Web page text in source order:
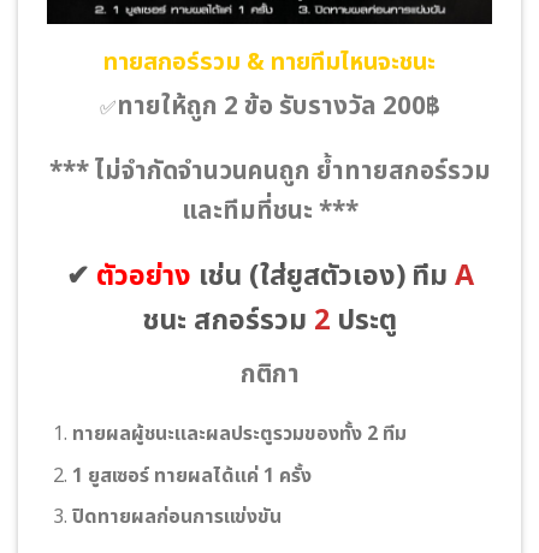
ทายสกอร์รวม & ทายทีมไหนจะชนะ
✅ทายให้ถูก 2 ข้อ รับรางวัล 200฿
*** ไม่จำกัดจำนวนคนถูก ย้ำทายสกอร์รวม
และทีมที่ชนะ ***
✔ ตัวอย่าง เช่น (ใส่ยูสตัวเอง) ทีมA
ชนะ สกอร์รวม 2 ประตู
กติกา
ทายผลผู้ชนะและผลประตูรวมของทั้ง 2 ทีม
1 ยูสเซอร์ ทายผลได้แค่ 1 ครั้ง
ปิดทายผลก่อนการแข่งขัน